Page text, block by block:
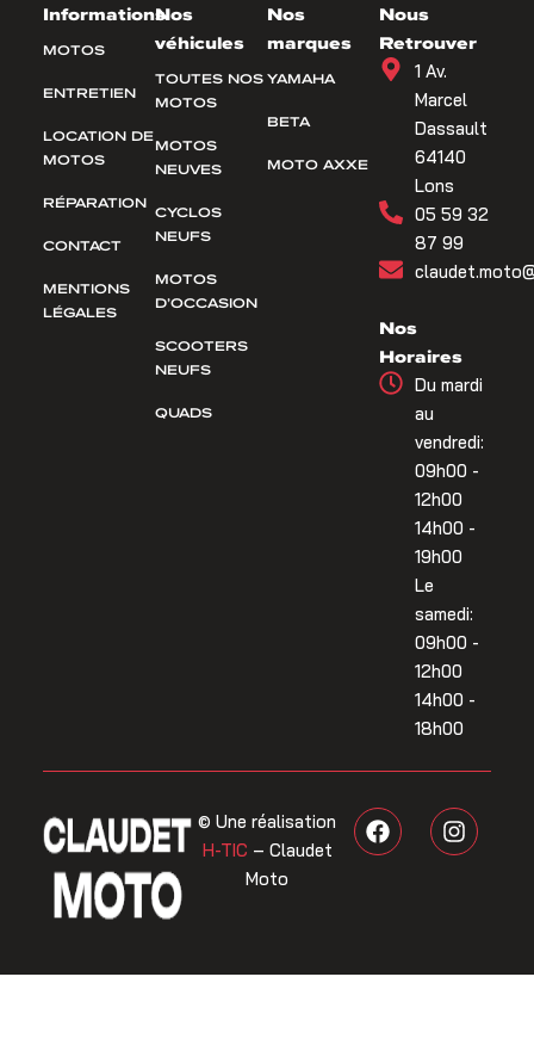
Informations
MOTOS
ENTRETIEN
LOCATION DE
MOTOS
RÉPARATION
CONTACT
MENTIONS
LÉGALES
Nos
véhicules
TOUTES NOS
MOTOS
MOTOS
NEUVES
CYCLOS
NEUFS
MOTOS
D’OCCASION
SCOOTERS
NEUFS
QUADS
Nos
marques
YAMAHA
BETA
MOTO AXXE
Nous
Retrouver
1 Av.
Marcel
Dassault
64140
Lons
05 59 32
87 99
Nos
Horaires
Du mardi
au
vendredi:
09h00 -
12h00
14h00 -
19h00
Le
samedi:
09h00 -
12h00
14h00 -
18h00
© Une réalisation
H-TIC – Claudet
Moto
F
a
c
k
I
n
s
a